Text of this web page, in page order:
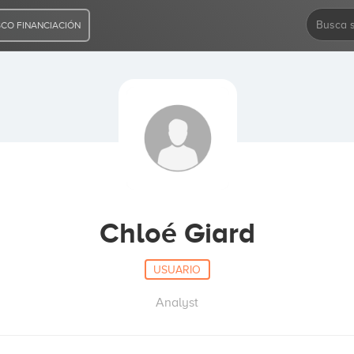
FINANCIACIÓN
Chloé Giard
USUARIO
Analyst